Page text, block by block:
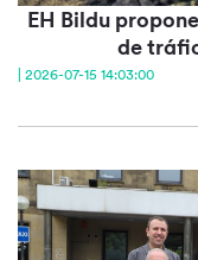
EH Bildu
de
| 2026-07-15 14:03:00